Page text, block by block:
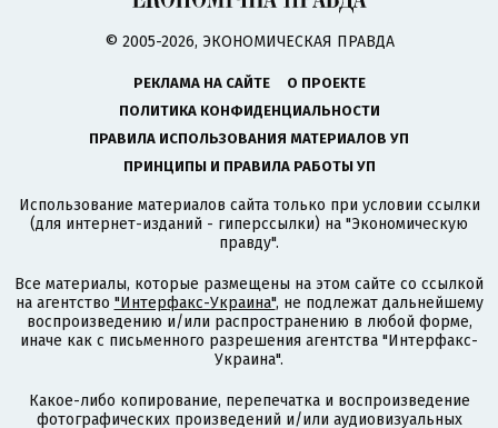
© 2005-2026, ЭКОНОМИЧЕСКАЯ ПРАВДА
РЕКЛАМА НА САЙТЕ
О ПРОЕКТЕ
ПОЛИТИКА КОНФИДЕНЦИАЛЬНОСТИ
ПРАВИЛА ИСПОЛЬЗОВАНИЯ МАТЕРИАЛОВ УП
ПРИНЦИПЫ И ПРАВИЛА РАБОТЫ УП
Использование материалов сайта только при условии ссылки
(для интернет-изданий - гиперссылки) на "Экономическую
правду".
Все материалы, которые размещены на этом сайте со ссылкой
на агентство "Интерфакс-Украина", не подлежат дальнейшему
воспроизведению и/или распространению в любой форме,
иначе как с письменного разрешения агентства "Интерфакс-
Украина".
Какое-либо копирование, перепечатка и воспроизведение
фотографических произведений и/или аудиовизуальных